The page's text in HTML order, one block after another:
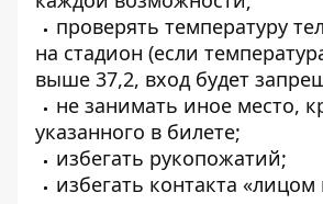
проверять температуру
на стадион (если
выше 37,2, вход будет
не занимать иное место,
указанного в билете;
избегать рукопожатий;
избегать контакта «лицом